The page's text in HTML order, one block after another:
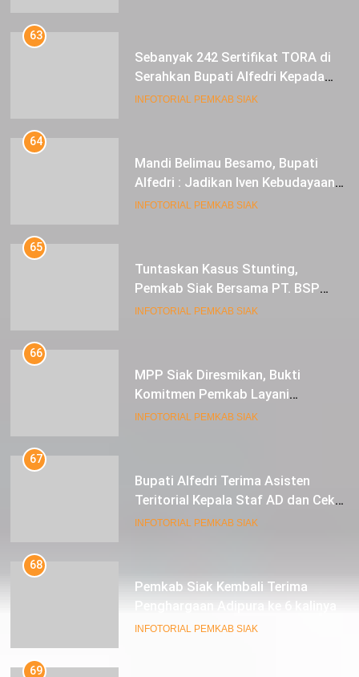
63
Sebanyak 242 Sertifikat TORA di
Serahkan Bupati Alfedri Kepada
Masyarakat Kerinci Kiri
INFOTORIAL PEMKAB SIAK
64
Mandi Belimau Besamo, Bupati
Alfedri : Jadikan Iven Kebudayaan
tahunan di Kabupaten Siak
INFOTORIAL PEMKAB SIAK
65
Tuntaskan Kasus Stunting,
Pemkab Siak Bersama PT. BSP
Siap Berkolaborasi
INFOTORIAL PEMKAB SIAK
66
MPP Siak Diresmikan, Bukti
Komitmen Pemkab Layani
Masyarakat Dengan Baik
INFOTORIAL PEMKAB SIAK
67
Bupati Alfedri Terima Asisten
Teritorial Kepala Staf AD dan Cek
Kesiapan Acara TMMD
INFOTORIAL PEMKAB SIAK
68
Pemkab Siak Kembali Terima
INFOTORIAL PEMKAB SIAK
69